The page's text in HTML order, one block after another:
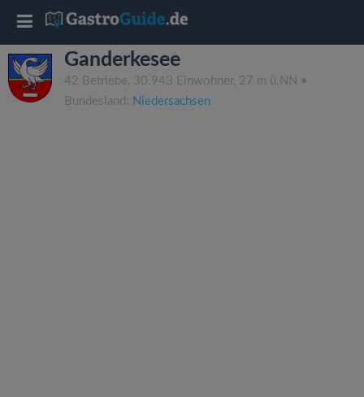
Ganderkesee
42 Betriebe, 30.943 Einwohner, 27 m ü.NN •
Bundesland: Niedersachsen
T
o
g